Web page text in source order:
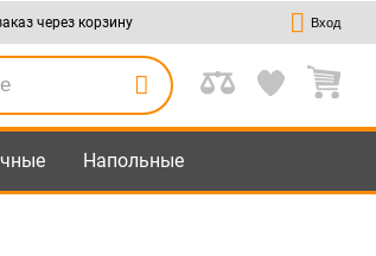
через корзину Вход
Напольные